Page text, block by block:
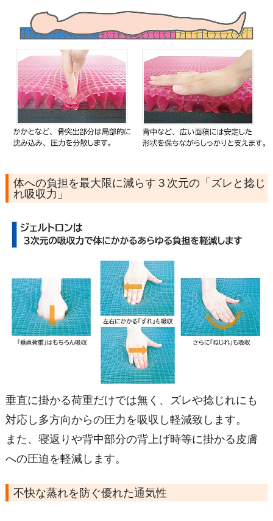
体への負担を最大限に減らす３次元の「ズレと捻じ
れ吸収力」
垂直に掛かる荷重だけでは無く、ズレや捻じれにも
対応し多方向からの圧力を吸収し軽減致します。
また、寝返りや背中部分の背上げ時等に掛かる皮膚
への圧迫を軽減します。
不快な蒸れを防ぐ優れた通気性